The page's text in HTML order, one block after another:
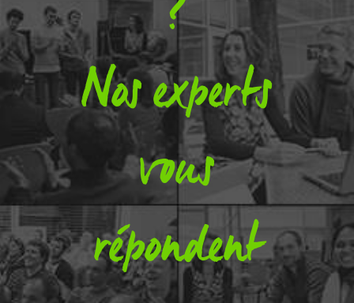
Nos experts
vous
répondent